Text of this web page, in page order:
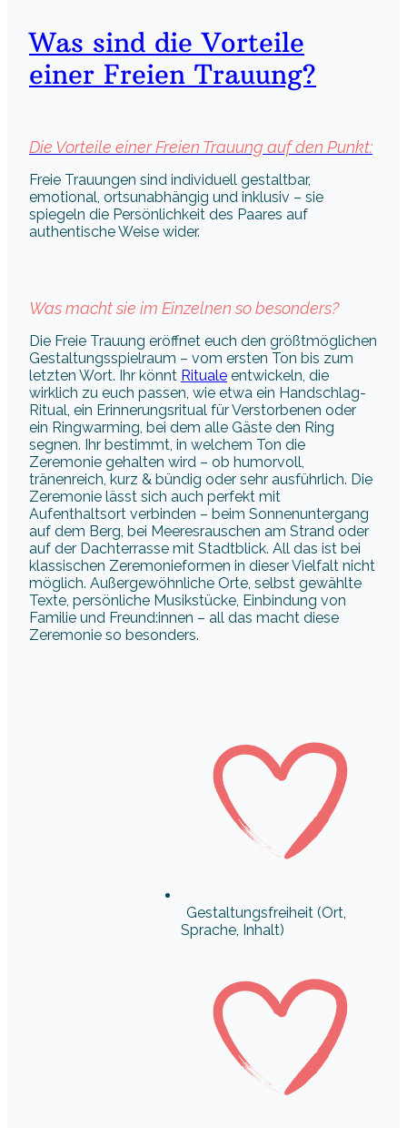
Was sind die Vorteile
einer Freien Trauung?
Die Vorteile einer Freien Trauung auf den Punkt:
Freie Trauungen sind individuell gestaltbar,
emotional, ortsunabhängig und inklusiv – sie
spiegeln die Persönlichkeit des Paares auf
authentische Weise wider.
Was macht sie im Einzelnen so besonders?
Die Freie Trauung eröffnet euch den größtmöglichen
Gestaltungsspielraum – vom ersten Ton bis zum
letzten Wort. Ihr könnt Rituale entwickeln, die
wirklich zu euch passen, wie etwa ein Handschlag-
Ritual, ein Erinnerungsritual für Verstorbenen oder
ein Ringwarming, bei dem alle Gäste den Ring
segnen. Ihr bestimmt, in welchem Ton die
Zeremonie gehalten wird – ob humorvoll,
tränenreich, kurz & bündig oder sehr ausführlich. Die
Zeremonie lässt sich auch perfekt mit
Aufenthaltsort verbinden – beim Sonnenuntergang
auf dem Berg, bei Meeresrauschen am Strand oder
auf der Dachterrasse mit Stadtblick. All das ist bei
klassischen Zeremonieformen in dieser Vielfalt nicht
möglich. Außergewöhnliche Orte, selbst gewählte
Texte, persönliche Musikstücke, Einbindung von
Familie und Freund:innen – all das macht diese
Zeremonie so besonders.
Gestaltungsfreiheit (Ort,
Sprache, Inhalt)